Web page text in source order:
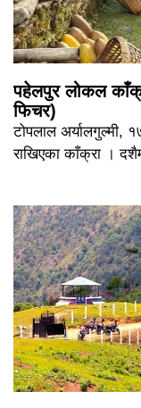
पहेलपुर लोकल
फिचर)
टोपलाल अर्यालगुल्मी,
राखिएका काँक्रा ।